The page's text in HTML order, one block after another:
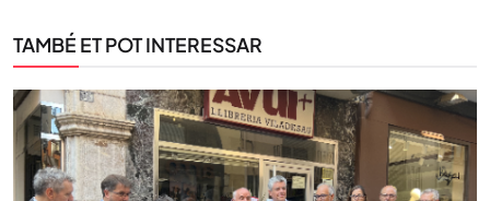
TAMBÉ ET POT INTERESSAR